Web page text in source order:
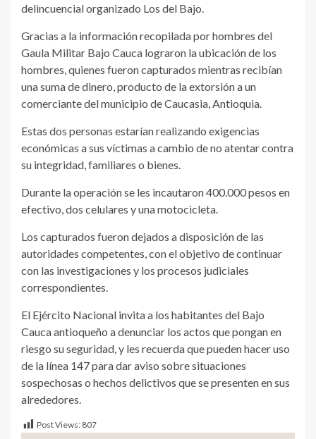
delincuencial organizado Los del Bajo.
Gracias a la información recopilada por hombres del
Gaula Militar Bajo Cauca lograron la ubicación de los
hombres, quienes fueron capturados mientras recibían
una suma de dinero, producto de la extorsión a un
comerciante del municipio de Caucasia, Antioquia.
Estas dos personas estarían realizando exigencias
económicas a sus víctimas a cambio de no atentar contra
su integridad, familiares o bienes.
Durante la operación se les incautaron 400.000 pesos en
efectivo, dos celulares y una motocicleta.
Los capturados fueron dejados a disposición de las
autoridades competentes, con el objetivo de continuar
con las investigaciones y los procesos judiciales
correspondientes.
El Ejército Nacional invita a los habitantes del Bajo
Cauca antioqueño a denunciar los actos que pongan en
riesgo su seguridad, y les recuerda que pueden hacer uso
de la línea 147 para dar aviso sobre situaciones
sospechosas o hechos delictivos que se presenten en sus
alrededores.
Post Views: 807